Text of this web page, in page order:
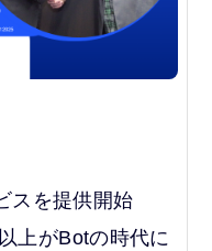
スを提供開始
上がBotの時代に